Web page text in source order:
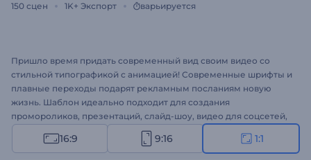
150 сцен 1K+ Экспорт варьируется
Пришло время придать современный вид своим видео со
стильной типографикой с анимацией! Современные шрифты и
плавные переходы подарят рекламным посланиям новую
жизнь. Шаблон идеально подходит для создания
промороликов, презентаций, слайд-шоу, видео для соцсетей,
мотивационных видео и многого другого. Воспользуйтесь
шаблоном “Трендовая типографика” и донесите свой месседж
16:9 9:16 1:1